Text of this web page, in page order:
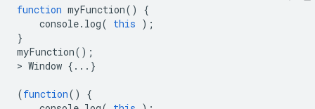
function myFunction()
{
console. log( this );
}
myFunction();
> Window {...}
(function()
{